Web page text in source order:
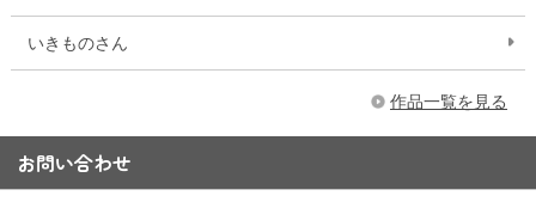
いきものさん
作品一覧を見る
お問い合わせ